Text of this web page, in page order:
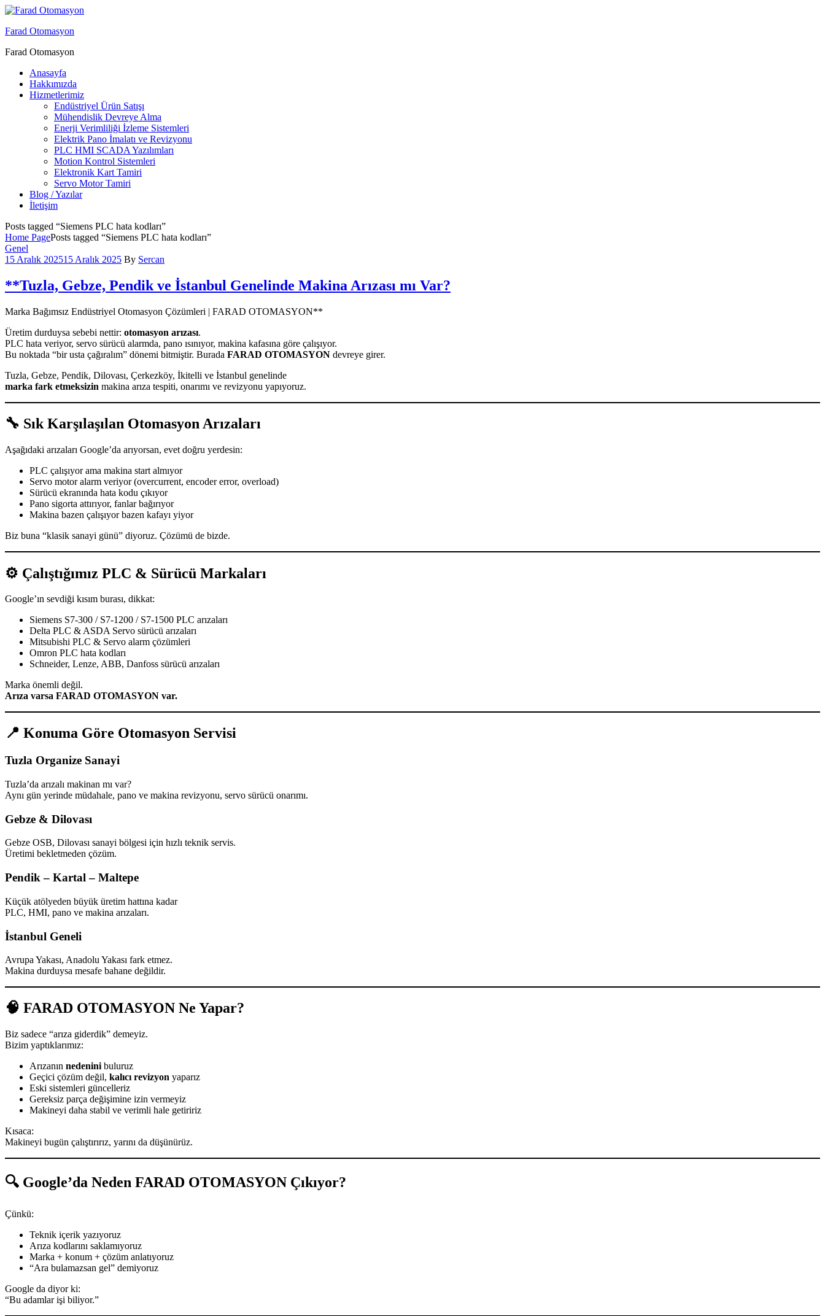
Menu
Farad Otomasyon
Farad Otomasyon
Anasayfa
Hakkımızda
Hizmetlerimiz
Endüstriyel Ürün Satışı
Mühendislik Devreye Alma
Enerji Verimliliği İzleme Sistemleri
Elektrik Pano İmalatı ve Revizyonu
PLC HMI SCADA Yazılımları
Motion Kontrol Sistemleri
Elektronik Kart Tamiri
Servo Motor Tamiri
Blog / Yazılar
İletişim
Posts tagged “Siemens PLC hata kodları”
Home PagePosts tagged “Siemens PLC hata kodları”
Categories
Genel
15 Aralık 202515 Aralık 2025 By Sercan
**Tuzla, Gebze, Pendik ve İstanbul Genelinde Makina Arızası mı Var?
Marka Bağımsız Endüstriyel Otomasyon Çözümleri | FARAD OTOMASYON**
Üretim durduysa sebebi nettir: otomasyon arızası.
PLC hata veriyor, servo sürücü alarmda, pano ısınıyor, makina kafasına göre çalışıyor.
Bu noktada “bir usta çağıralım” dönemi bitmiştir. Burada FARAD OTOMASYON devreye girer.
Tuzla, Gebze, Pendik, Dilovası, Çerkezköy, İkitelli ve İstanbul genelinde
marka fark etmeksizin makina arıza tespiti, onarımı ve revizyonu yapıyoruz.
🔧 Sık Karşılaşılan Otomasyon Arızaları
Aşağıdaki arızaları Google’da arıyorsan, evet doğru yerdesin:
PLC çalışıyor ama makina start almıyor
Servo motor alarm veriyor (overcurrent, encoder error, overload)
Sürücü ekranında hata kodu çıkıyor
Pano sigorta attırıyor, fanlar bağırıyor
Makina bazen çalışıyor bazen kafayı yiyor
Biz buna “klasik sanayi günü” diyoruz. Çözümü de bizde.
⚙️ Çalıştığımız PLC & Sürücü Markaları
Google’ın sevdiği kısım burası, dikkat:
Siemens S7-300 / S7-1200 / S7-1500 PLC arızaları
Delta PLC & ASDA Servo sürücü arızaları
Mitsubishi PLC & Servo alarm çözümleri
Omron PLC hata kodları
Schneider, Lenze, ABB, Danfoss sürücü arızaları
Marka önemli değil.
Arıza varsa FARAD OTOMASYON var.
📍 Konuma Göre Otomasyon Servisi
Tuzla Organize Sanayi
Tuzla’da arızalı makinan mı var?
Aynı gün yerinde müdahale, pano ve makina revizyonu, servo sürücü onarımı.
Gebze & Dilovası
Gebze OSB, Dilovası sanayi bölgesi için hızlı teknik servis.
Üretimi bekletmeden çözüm.
Pendik – Kartal – Maltepe
Küçük atölyeden büyük üretim hattına kadar
PLC, HMI, pano ve makina arızaları.
İstanbul Geneli
Avrupa Yakası, Anadolu Yakası fark etmez.
Makina durduysa mesafe bahane değildir.
🧠 FARAD OTOMASYON Ne Yapar?
Biz sadece “arıza giderdik” demeyiz.
Bizim yaptıklarımız:
Arızanın nedenini buluruz
Geçici çözüm değil, kalıcı revizyon yaparız
Eski sistemleri güncelleriz
Gereksiz parça değişimine izin vermeyiz
Makineyi daha stabil ve verimli hale getiririz
Kısaca:
Makineyi bugün çalıştırırız, yarını da düşünürüz.
🔍 Google’da Neden FARAD OTOMASYON Çıkıyor?
Çünkü:
Teknik içerik yazıyoruz
Arıza kodlarını saklamıyoruz
Marka + konum + çözüm anlatıyoruz
“Ara bulamazsan gel” demiyoruz
Google da diyor ki:
“Bu adamlar işi biliyor.”